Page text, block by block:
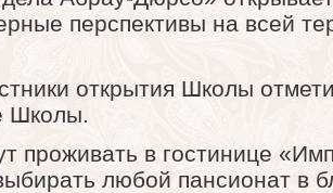
перспективы на всей
открытия Школы
Школы.
проживать в гостинице
любой пансионат в